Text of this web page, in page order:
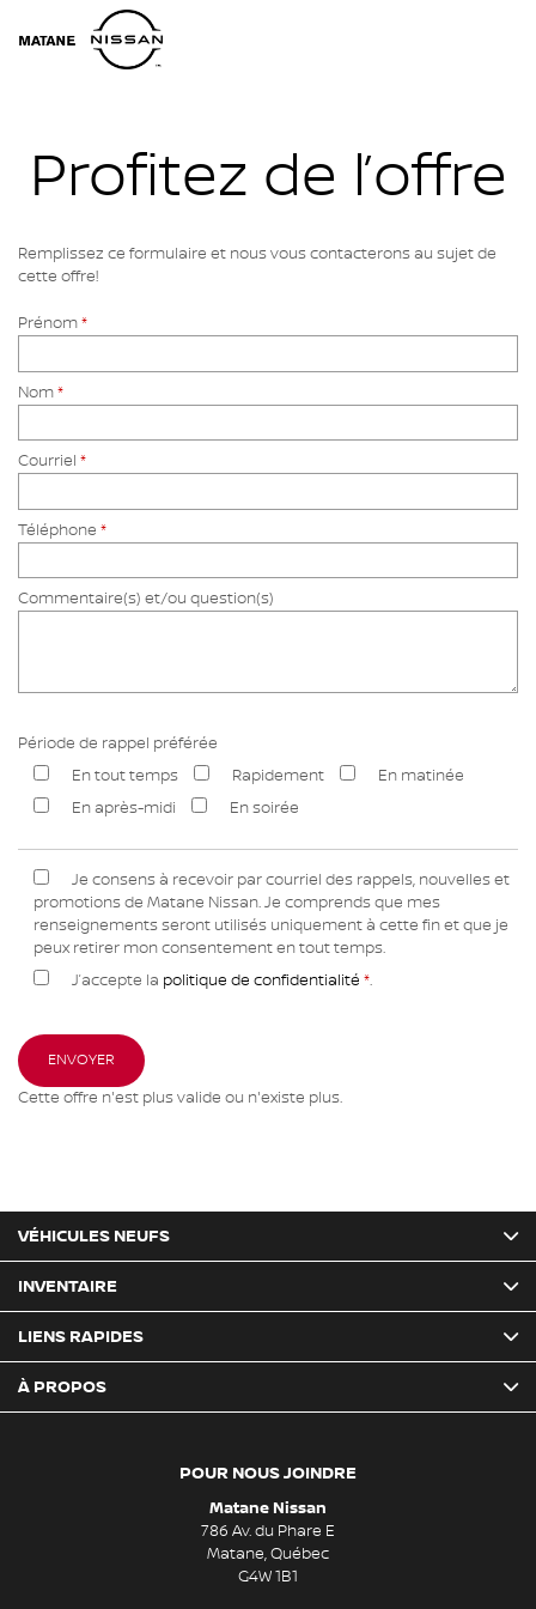
Profitez de l’offre
Remplissez ce formulaire et nous vous contacterons au sujet de
cette offre!
Prénom*
Nom*
Courriel *
Téléphone *
Commentaire(s) et/ou question(s)
Période de rappel préférée
En tout temps
Rapidement
En matinée
En après-midi
En soirée
Je consens à recevoir par courriel des rappels, nouvelles et
promotions de Matane Nissan. Je comprends que mes
renseignements seront utilisés uniquement à cette fin et que je
peux retirer mon consentement en tout temps.
J’accepte la politique de confidentialité *.
Cette offre n'est plus valide ou n'existe plus.
POUR NOUS JOINDRE
Matane Nissan
786 Av. du Phare E
Matane,Québec
G4W 1B1
VÉHICULES NEUFS
INVENTAIRE
LIENS RAPIDES
À PROPOS